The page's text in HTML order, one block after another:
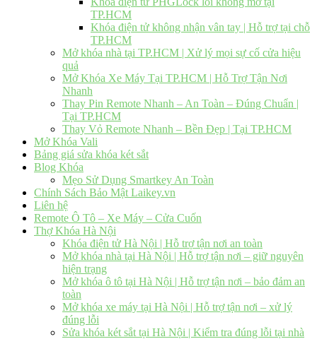
TP.HCM
Khóa điện tử không nhận vân tay | Hỗ trợ tại chỗ
TP.HCM
Mở khóa nhà tại TP.HCM | Xử lý mọi sự cố cửa hiệu
quả
Mở Khóa Xe Máy Tại TP.HCM | Hỗ Trợ Tận Nơi
Nhanh
Thay Pin Remote Nhanh – An Toàn – Đúng Chuẩn |
Tại TP.HCM
Thay Vỏ Remote Nhanh – Bền Đẹp | Tại TP.HCM
Mở Khóa Vali
Bảng giá sửa khóa két sắt
Blog Khóa
Mẹo Sử Dụng Smartkey An Toàn
Chính Sách Bảo Mật Laikey.vn
Liên hệ
Remote Ô Tô – Xe Máy – Cửa Cuốn
Thợ Khóa Hà Nội
Khóa điện tử Hà Nội | Hỗ trợ tận nơi an toàn
Mở khóa nhà tại Hà Nội | Hỗ trợ tận nơi – giữ nguyên
hiện trạng
Mở khóa ô tô tại Hà Nội | Hỗ trợ tận nơi – bảo đảm an
toàn
Mở khóa xe máy tại Hà Nội | Hỗ trợ tận nơi – xử lý
đúng lỗi
Sửa khóa két sắt tại Hà Nội | Kiểm tra đúng lỗi tại nhà